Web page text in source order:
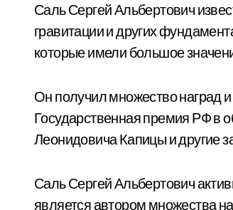
Саль Сергей Альбертович
гравитации и других
которые имели большое
Он получил множество наград
Государственная премия РФ в
Леонидовича Капицы и другие
Саль Сергей Альбертович
является автором множества